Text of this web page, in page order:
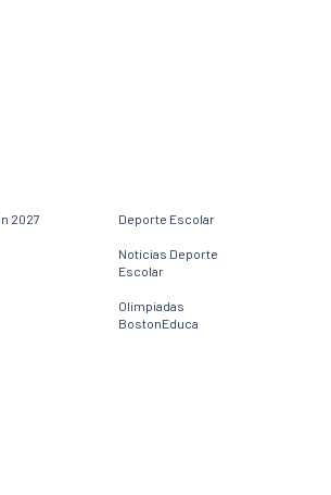
2027 Deporte Escolar
Noticias Deporte
Escolar
Olimpiadas
BostonEduca